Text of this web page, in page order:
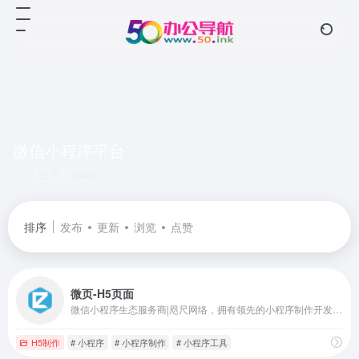
排序 发布 更新 浏览 点赞
微页-H5页面
H5制作 # 小程序 # 小程序制作 # 小程序工具